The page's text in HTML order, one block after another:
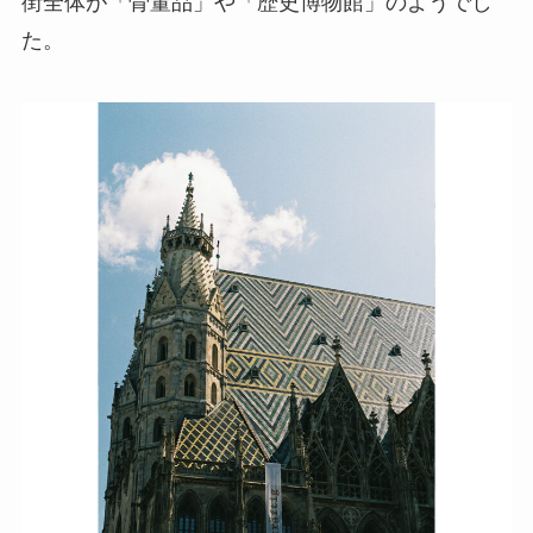
た。